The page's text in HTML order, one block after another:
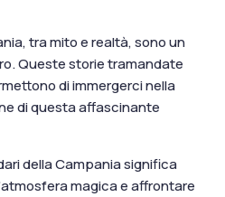
tra mito e realtà, sono un
Queste storie tramandate
di immergerci nella
di questa affascinante
della Campania significa
magica e affrontare